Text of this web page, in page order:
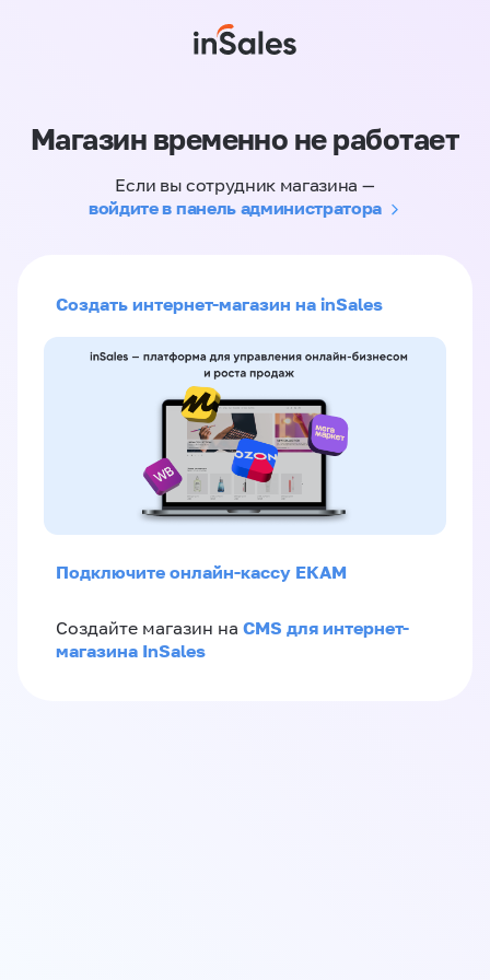
Магазин временно не работает
Если вы сотрудник магазина —
войдите в панель администратора
Создать интернет-магазин на inSales
Подключите онлайн-кассу ЕКАМ
Создайте магазин на CMS для интернет-
магазина InSales